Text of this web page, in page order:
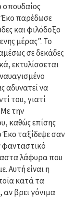
σπουδαίος
παρέδωσε
και φιλόδοξο
μέρας”. Το
σε δεκάδες
εκτυλίσσεται
αδυνατεί να
του, γιατί
την
καθώς επίσης
Έκο ταξίδεψε σαν
φανταστικό
λάφυρα που
Αυτή είναι η
κατά τα
αν βρει γόνιμα